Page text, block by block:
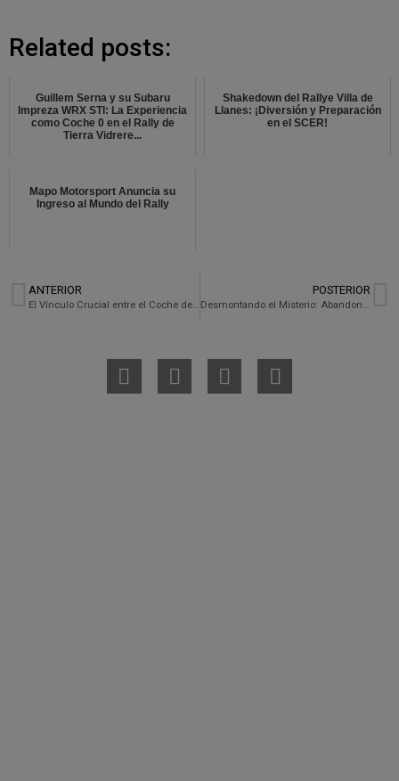
Related posts:
Guillem Serna y su Subaru
Impreza WRX STI: La Experiencia
como Coche 0 en el Rally de
Tierra Vidrere...
Shakedown del Rallye Villa de
Llanes: ¡Diversión y Preparación
en el SCER!
Mapo Motorsport Anuncia su
Ingreso al Mundo del Rally
ANTERIOR
El Vínculo Crucial entre el Coche de las Notas y el Éxito en el Rally: La Experiencia en el RALLYSPRINT del RACC de Guillem Serna
POSTERIOR
Desmontando el Misterio: Abandono en el Rallysprint del RACC y la Investigación en el Taller